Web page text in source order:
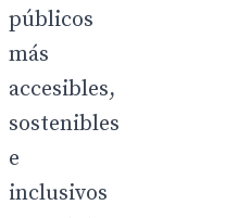
públicos
más
accesibles,
sostenibles
e
inclusivos